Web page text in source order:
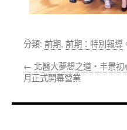
分類: 前期, 前期：特別報導
← 北醫大夢想之道‧丰景
月正式開幕營業